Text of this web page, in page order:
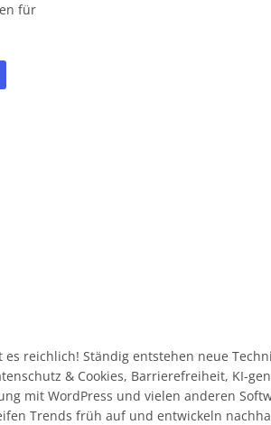
für
reichlich! Ständig entstehen neue
& Cookies, Barrierefreiheit, KI-
mit WordPress und vielen anderen
Trends früh auf und entwickeln